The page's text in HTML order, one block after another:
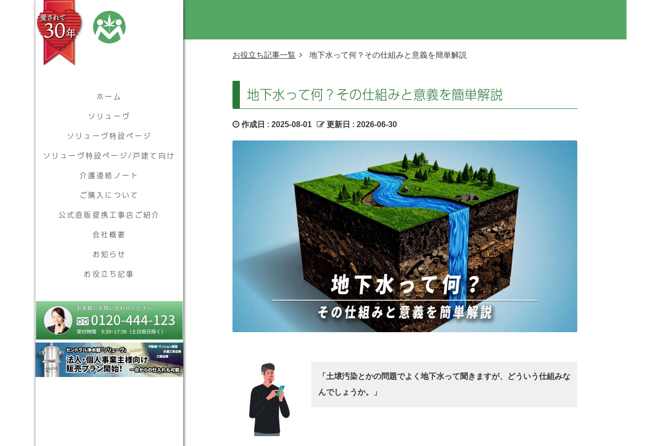
ホーム
ソリューヴ
ソリューヴ特設ページ
ソリューヴ特設ページ/戸建て向け
介護連絡ノート
ご購入について
公式直販提携工事店ご紹介
会社概要
お知らせ
お役立ち記事
お役立ち記事一覧 地下水って何？その仕組みと意義を簡単解説
地下水って何？その仕組みと意義を簡単解説
作成日 : 2025-08-01 更新日 : 2026-06-30
「土壌汚染とかの問題でよく地下水って聞きますが、どういう仕組みな
んでしょうか。」